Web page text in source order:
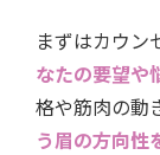
まずはカウン
なたの要望や
格や筋肉の動
う眉の方向性